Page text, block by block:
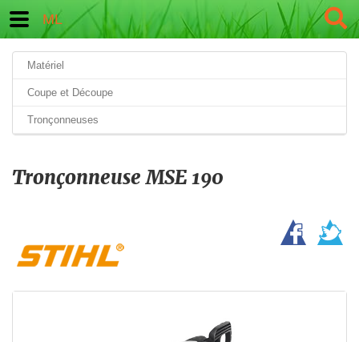
ML
Matériel
Coupe et Découpe
Tronçonneuses
Tronçonneuse MSE 190